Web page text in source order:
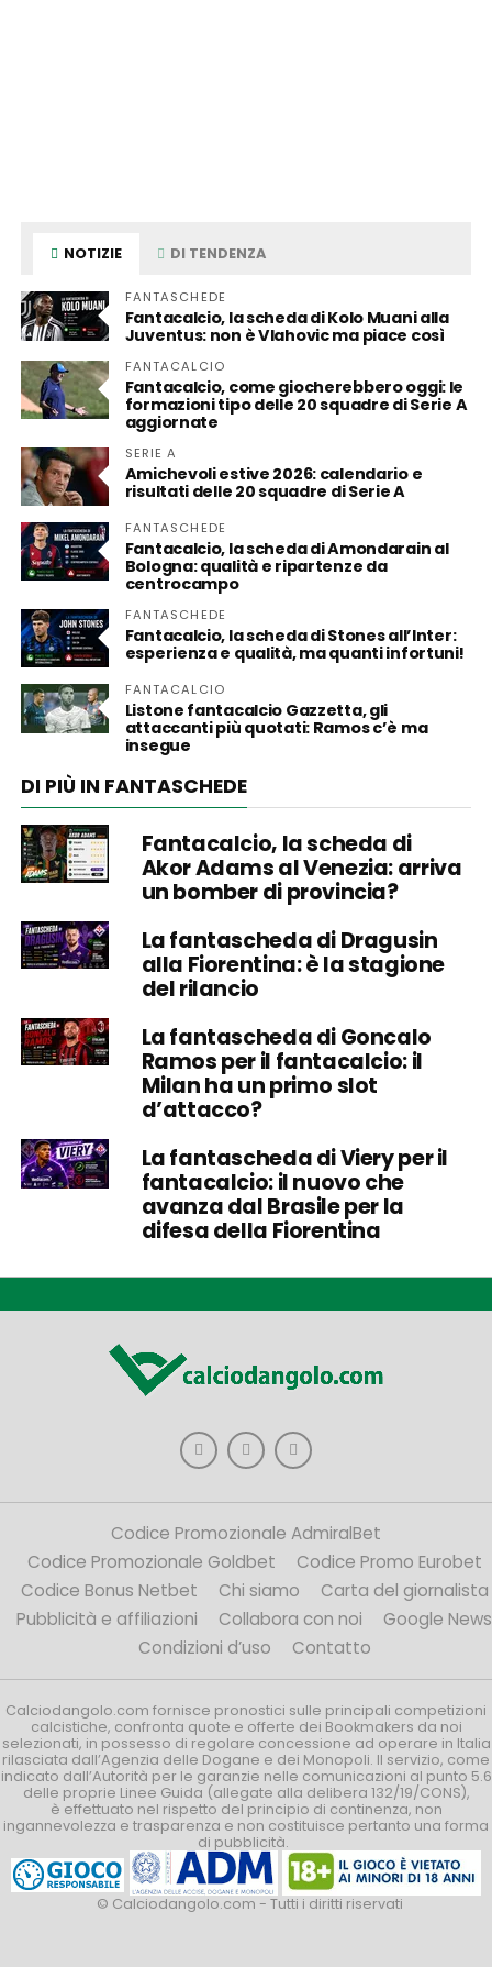
NOTIZIE DI TENDENZA
FANTASCHEDE
Fantacalcio, la scheda di Kolo Muani alla
Juventus: non è Vlahovic ma piace così
FANTACALCIO
Fantacalcio, come giocherebbero oggi: le
formazioni tipo delle 20 squadre di Serie A
aggiornate
SERIE A
Amichevoli estive 2026: calendario e
risultati delle 20 squadre di Serie A
FANTASCHEDE
Fantacalcio, la scheda di Amondarain al
Bologna: qualità e ripartenze da
centrocampo
FANTASCHEDE
Fantacalcio, la scheda di Stones all’Inter:
esperienza e qualità, ma quanti infortuni!
FANTACALCIO
Listone fantacalcio Gazzetta, gli
attaccanti più quotati: Ramos c’è ma
insegue
DI PIÙ IN FANTASCHEDE
Fantacalcio, la scheda di
Akor Adams al Venezia: arriva
un bomber di provincia?
La fantascheda di Dragusin
alla Fiorentina: è la stagione
del rilancio
La fantascheda di Goncalo
Ramos per il fantacalcio: il
Milan ha un primo slot
d’attacco?
La fantascheda di Viery per il
fantacalcio: il nuovo che
avanza dal Brasile per la
difesa della Fiorentina
Codice Promozionale AdmiralBet
Codice Promozionale Goldbet
Codice Promo Eurobet
Codice Bonus Netbet
Chi siamo
Carta del giornalista
Pubblicità e affiliazioni
Collabora con noi
Google News
Condizioni d’uso
Contatto
Calciodangolo.com fornisce pronostici sulle principali competizioni
calcistiche, confronta quote e offerte dei Bookmakers da noi
selezionati, in possesso di regolare concessione ad operare in Italia
rilasciata dall’Agenzia delle Dogane e dei Monopoli. Il servizio, come
indicato dall’Autorità per le garanzie nelle comunicazioni al punto 5.6
delle proprie Linee Guida (allegate alla delibera 132/19/CONS),
è effettuato nel rispetto del principio di continenza, non
ingannevolezza e trasparenza e non costituisce pertanto una forma
di pubblicità.
© Calciodangolo.com - Tutti i diritti riservati